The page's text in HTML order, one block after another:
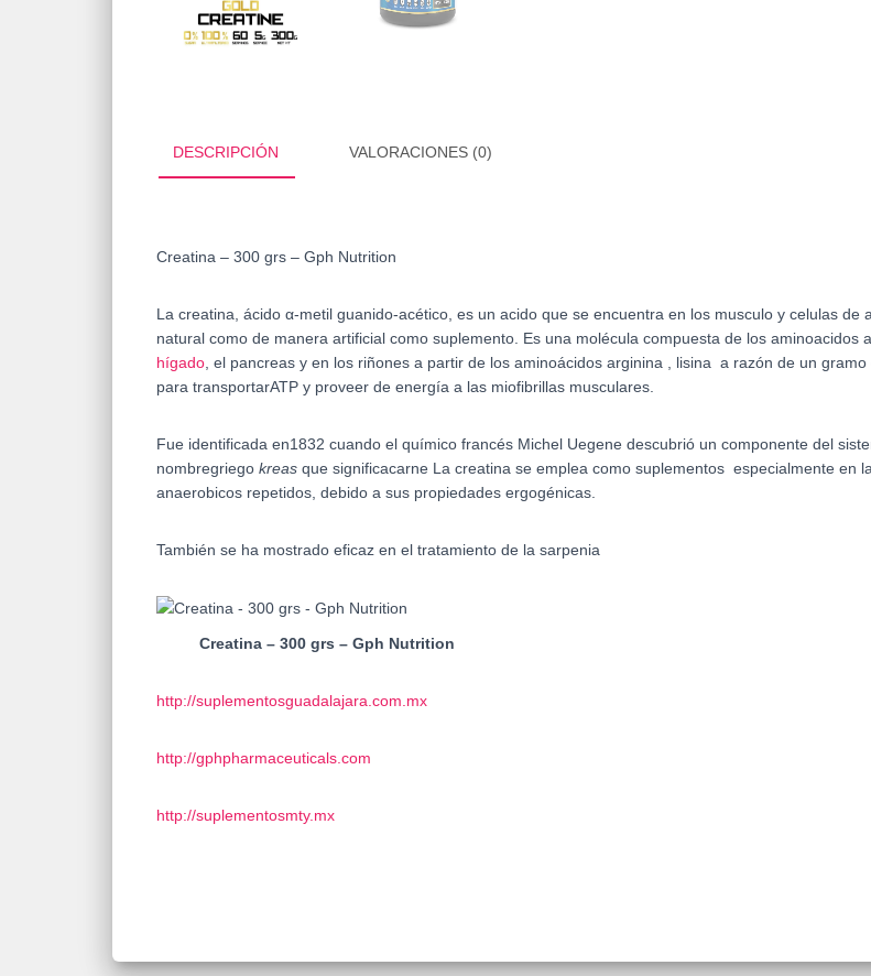
DESCRIPCIÓN VALORACIONES (0)
Creatina – 300 grs – Gph Nutrition
La creatina, ácido α-metil guanido-acético, es un acido que se encuentra en los musculo y celulas de
natural como de manera artificial como suplemento. Es una molécula compuesta de los aminoacidos
hígado , el pancreas y en los riñones a partir de los aminoácidos arginina
, lisina a razón de un
para transportarATP y proveer de energía a las miofibrillas musculares.
Fue identificada en1832 cuando el químico francés Michel Uegene descubrió un componente del
nombregriego kreas que significacarne La creatina se emplea como suplementos especialmente en
anaerobicos repetidos, debido a sus propiedades ergogénicas.
También se ha mostrado eficaz en el tratamiento de la sarpenia
Creatina – 300 grs – Gph Nutrition
http://suplementosguadalajara.com.mx
http://gphpharmaceuticals.com
http://suplementosmty.mx